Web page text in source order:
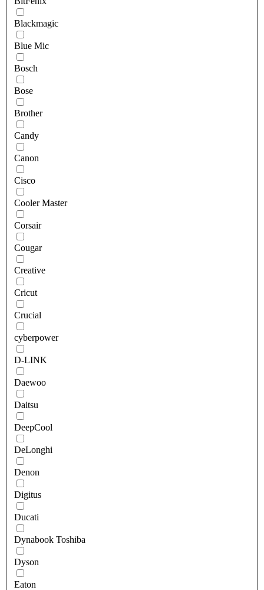
Blackmagic
Blue Mic
Bosch
Bose
Brother
Candy
Canon
Cisco
Cooler Master
Corsair
Cougar
Creative
Cricut
Crucial
cyberpower
D-LINK
Daewoo
Daitsu
DeepCool
DeLonghi
Denon
Digitus
Ducati
Dynabook Toshiba
Dyson
Eaton